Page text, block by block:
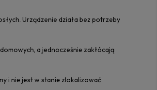
Urządzenie działa bez potrzeby
a jednocześnie zakłócają
i nie jest w stanie zlokalizować